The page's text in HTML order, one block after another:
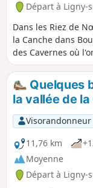
Départ à Ligny-
Dans les Riez de
la Canche dans
des Cavernes où
(encore plus
devenant très
ravin.Quelques
la vallée de
Visorandonneur
11,76 km
Moyenne
Départ à Ligny-